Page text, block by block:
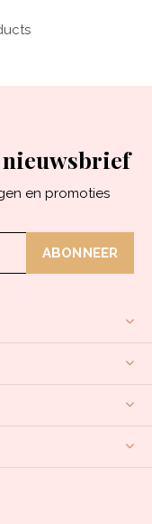
nieuwsbrief
en promoties
ABONNEER